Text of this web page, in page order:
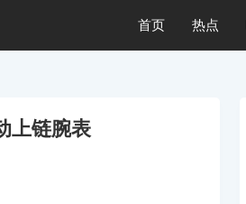
首页 热点
上链腕表